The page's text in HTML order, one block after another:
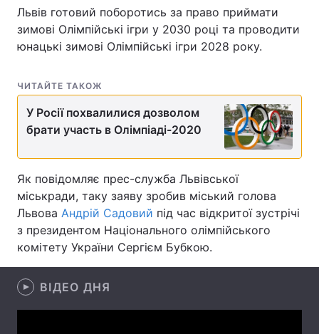
Головна Війна
Економіка Світ
Спорт Наука
Техно і зв'язок Лайт
Зброя Інциденти
Туризм
Цікавинки Погода
Екологія
Львів готовий поборотись за право приймати
зимові Олімпійські ігри у 2030 році та проводити
юнацькі зимові Олімпійські ігри 2028 року.
ЧИТАЙТЕ ТАКОЖ
У Росії похвалилися дозволом
брати участь в Олімпіаді-2020
Як повідомляє прес-служба Львівської
міськради, таку заяву зробив міський голова
Львова Андрій Садовий під час відкритої зустрічі
з президентом Національного олімпійського
комітету України Сергієм Бубкою.
ВІДЕО ДНЯ